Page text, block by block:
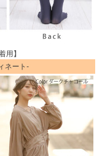
用】
ネート-